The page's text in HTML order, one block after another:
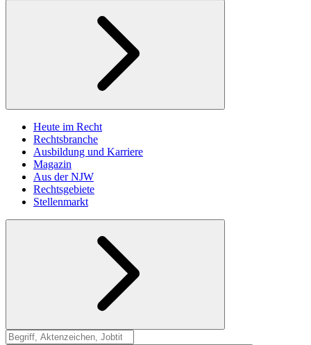
Heute im Recht
Rechtsbranche
Ausbildung und Karriere
Magazin
Aus der NJW
Rechtsgebiete
Stellenmarkt
Suche